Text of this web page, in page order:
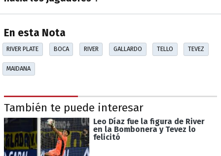
En esta Nota
RIVER PLATE BOCA RIVER GALLARDO TELLO TEVEZ
MAIDANA
También te puede interesar
Leo Díaz fue la figura de River
en la Bombonera y Tevez lo
felicitó